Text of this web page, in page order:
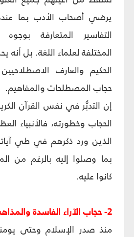
يرضي أصحاب الأدب بما
التفاسير المتعارفة بوجوه
المختلفة لعلماء اللغة. بل
الحكيم والعارف
حجاب المصطلحات والمفاهيم.
إن التدبُّر في نفس القرآن
الحجاب وخطورته، فالأنبياء
الذين ورد ذكرهم في طي
بما وصلوا إليه بالرغم من
كانوا عليه.
2- حجاب الآراء الفاسدة والمذاهب الباطلة:
منذ صدر الإسلام وحتى